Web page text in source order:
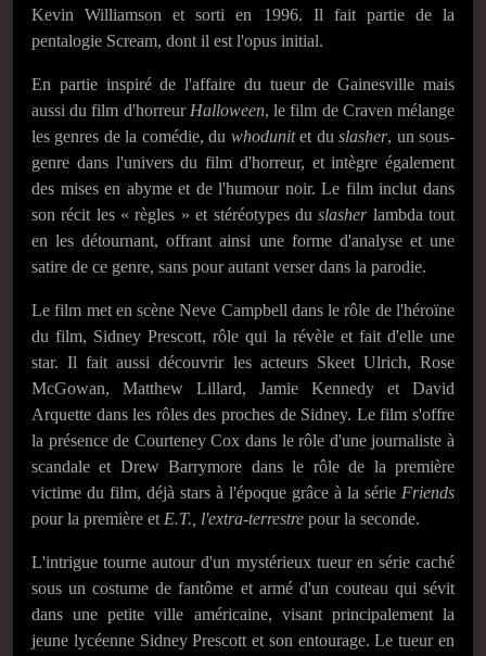
Kevin Williamson et sorti en 1996. Il fait partie de la
pentalogie Scream, dont il est l'opus initial.
En partie inspiré de l'affaire du tueur de Gainesville mais
aussi du film d'horreur Halloween, le film de Craven mélange
les genres de la comédie, du whodunitet duslasher, un sous-
genre dans l'univers du film d'horreur, et intègre également
des mises en abyme et de l'humour noir. Le film inclut dans
son récit les « règles » et stéréotypes duslasherlambda tout
en les détournant, offrant ainsi une forme d'analyse et une
satire de ce genre, sans pour autant verser dans la parodie.
Le film met en scène Neve Campbell dans le rôle de l'héroïne
du film, Sidney Prescott, rôle qui la révèle et fait d'elle une
star. Il fait aussi découvrir les acteurs Skeet Ulrich, Rose
McGowan, Matthew Lillard, Jamie Kennedy et David
Arquette dans les rôles des proches de Sidney. Le film s'offre
la présence de Courteney Cox dans le rôle d'une journaliste à
scandale et Drew Barrymore dans le rôle de la première
victime du film, déjà stars à l'époque grâce à la série Friends
pour la première et E.T., l'extra-terrestre pour la seconde.
L'intrigue tourne autour d'un mystérieux tueur en série caché
sous un costume de fantôme et armé d'un couteau qui sévit
dans une petite ville américaine, visant principalement la
jeune lycéenne Sidney Prescott et son entourage. Le tueur en